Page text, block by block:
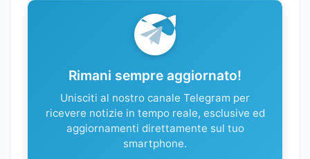
Rimani sempre aggiornato!
Unisciti al nostro canale Telegram per
ricevere notizie in tempo reale, esclusive ed
aggiornamenti direttamente sul tuo
smartphone.